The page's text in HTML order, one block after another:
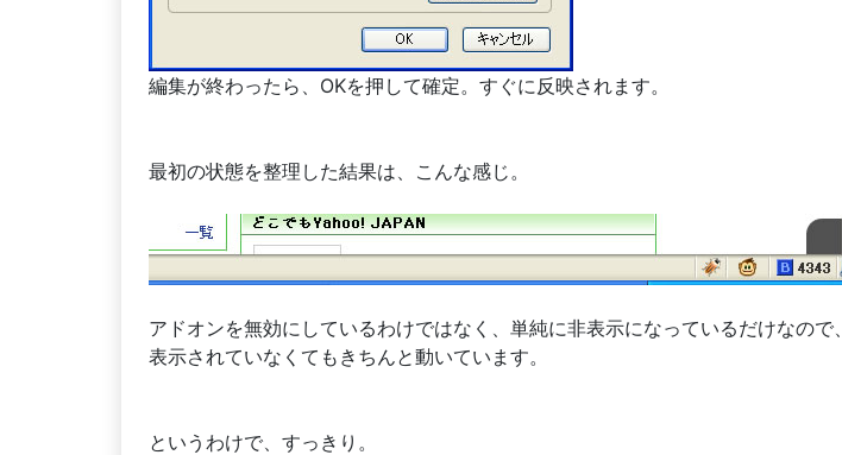
編集が終わったら、OKを押して確定。すぐに反映されます。
最初の状態を整理した結果は、こんな感じ。
アドオンを無効にしているわけではなく、単純に非表示になっているだけなので、
表示されていなくてもきちんと動いています。
というわけで、すっきり。